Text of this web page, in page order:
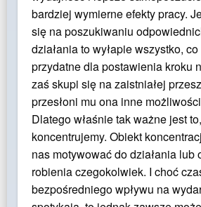
bardziej wymierne efekty pracy.
się na poszukiwaniu
działania to wyłapie wszystko,
przydatne dla postawienia kroku
zaś skupi się na zaistniałej
przesłoni mu ona inne
Dlatego właśnie tak ważne jest
koncentrujemy. Obiekt
nas motywować do działania lub
robienia czegokolwiek. I choć
bezpośredniego wpływu na